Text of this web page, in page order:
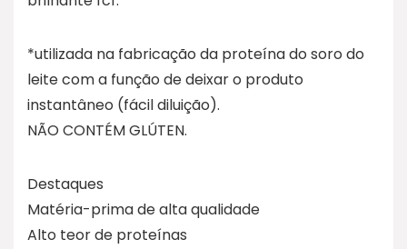
*utilizada na fabricação da proteína do soro do
leite com a função de deixar o produto
instantâneo (fácil diluição).
NÃO CONTÉM GLÚTEN.
Destaques
Matéria-prima de alta qualidade
Alto teor de proteínas